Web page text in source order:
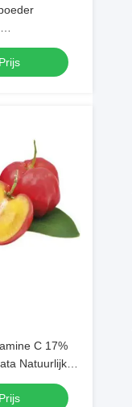
C 17%
Natuurlijk